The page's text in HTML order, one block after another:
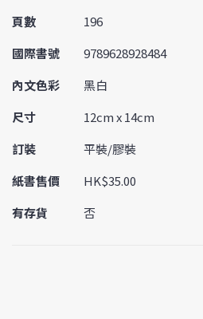
頁數
196
國際書號
9789628928484
內文色彩
黑白
尺寸
12cm x 14cm
訂裝
平裝/膠裝
紙書售價
HK$35.00
有存貨
否